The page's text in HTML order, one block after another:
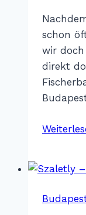
schon
wir doch
direkt